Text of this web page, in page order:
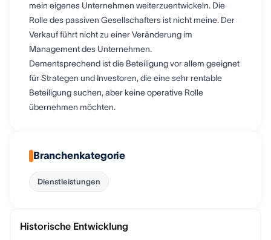
mein eigenes Unternehmen weiterzuentwickeln. Die
Rolle des passiven Gesellschafters ist nicht meine. Der
Verkauf führt nicht zu einer Veränderung im
Management des Unternehmen.
Dementsprechend ist die Beteiligung vor allem geeignet
für Strategen und Investoren, die eine sehr rentable
Beteiligung suchen, aber keine operative Rolle
übernehmen möchten.
Branchenkategorie
Dienstleistungen
Historische Entwicklung